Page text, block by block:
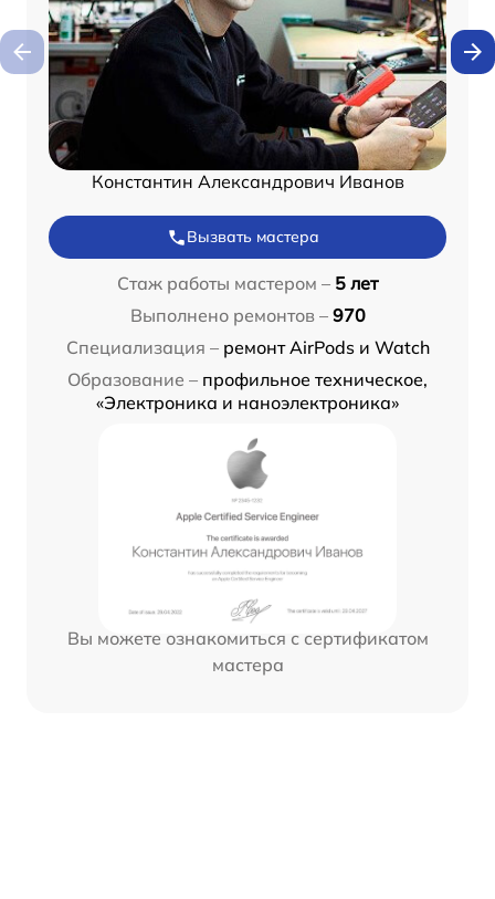
Константин Александрович Иванов
Вызвать мастера
Стаж работы мастером – 5 лет
Выполнено ремонтов – 970
Специализация – ремонт AirPods и Watch
Образование – профильное техническое,
«Электроника и наноэлектроника»
Вы можете ознакомиться с сертификатом
мастера